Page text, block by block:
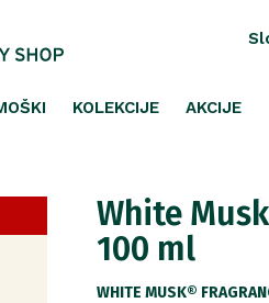
KOLEKCIJE AKCIJE
White
100 ml
WHITE MUSK®